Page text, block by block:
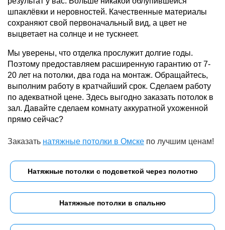
шпаклёвки и неровностей. Качественные материалы
сохраняют свой первоначальный вид, а цвет не
выцветает на солнце и не тускнеет.
Мы уверены, что отделка прослужит долгие годы.
Поэтому предоставляем расширенную гарантию от 7-
20 лет на потолки, два года на монтаж. Обращайтесь,
выполним работу в кратчайший срок. Сделаем работу
по адекватной цене. Здесь выгодно заказать потолок в
зал. Давайте сделаем комнату аккуратной ухоженной
прямо сейчас?
Заказать натяжные потолки в Омске по лучшим ценам!
Натяжные потолки с подсветкой через полотно
Натяжные потолки в спальню